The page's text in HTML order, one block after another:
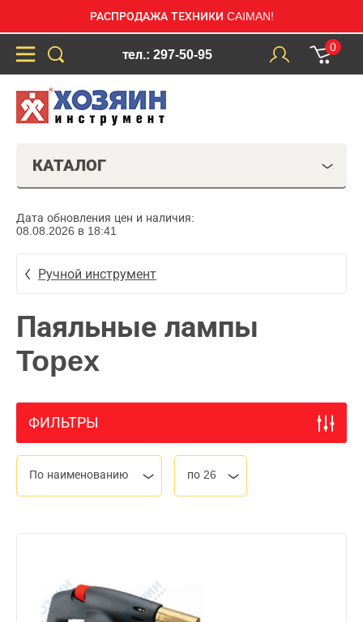
РАСПРОДАЖА ТЕХНИКИ CAIMAN!
тел.: 297-50-95
0
КАТАЛОГ
Дата обновления цен и наличия:
08.08.2026 в 18:41
Ручной инструмент
Паяльные лампы
Topex
ФИЛЬТРЫ
По наименованию по 26